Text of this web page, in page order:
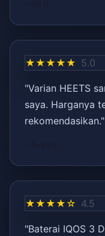
★★★★★ 5.0
"Varian HEETS
saya. Harganya
rekomendasikan."
★★★★☆ 4.5
"Baterai IQOS 3